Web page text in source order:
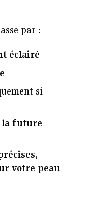
par :
éclairé
si
la future
votre peau